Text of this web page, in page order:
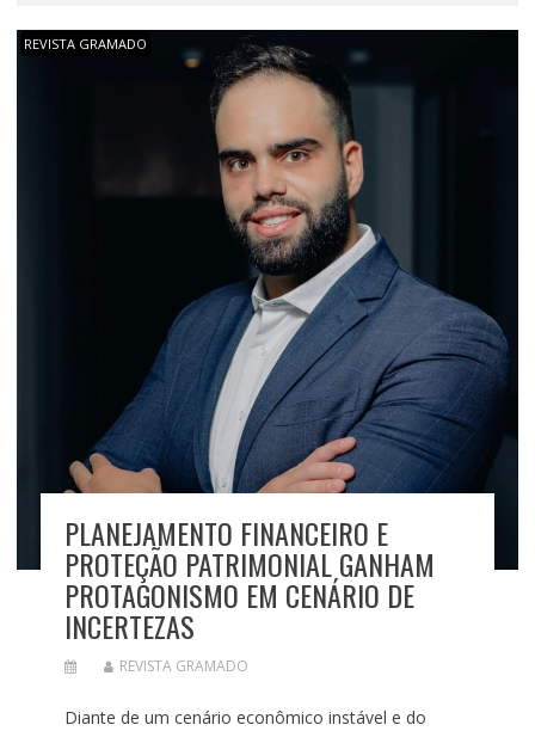
REVISTA GRAMADO
PLANEJAMENTO FINANCEIRO E
PROTEÇÃO PATRIMONIAL GANHAM
PROTAGONISMO EM CENÁRIO DE
INCERTEZAS
REVISTA GRAMADO
Diante de um cenário econômico instável e do